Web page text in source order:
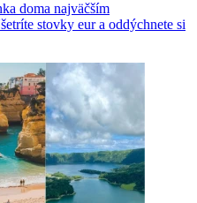
doma najväčším
stovky eur a oddýchnete si